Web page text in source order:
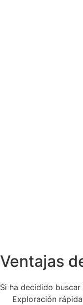
Ventajas
Si ha decidido
Exploración